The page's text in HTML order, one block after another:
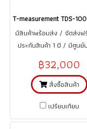
T-measurement TDS-
มีสินค้าพร้อมส่ง / จัดส่ง
ประกันสินค้า 1 ปี / มีศูนย์
฿32,000
สั่งซื้อสินค้า
เปรียบเทียบ